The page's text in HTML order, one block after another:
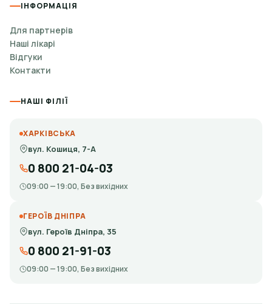
ІНФОРМАЦІЯ
Для партнерів
Наші лікарі
Відгуки
Контакти
НАШІ ФІЛІЇ
ХАРКІВСЬКА
вул. Кошиця, 7-А
0 800 21-04-03
09:00 — 19:00, Без вихідних
ГЕРОЇВ ДНІПРА
вул. Героїв Дніпра, 35
0 800 21-91-03
09:00 — 19:00, Без вихідних